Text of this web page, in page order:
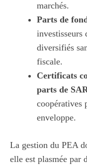
marchés.
Parts de
investisseurs
diversifiés
fiscale.
Certificats
parts de
coopératives
enveloppe.
La gestion du PEA
elle est plasmée par